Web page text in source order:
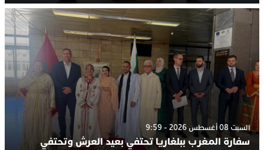
السبت 08 أغسطس 2026 - 9:59
سفارة المغرب ببلغاريا تحتفي بعيد العرش وتحتفي